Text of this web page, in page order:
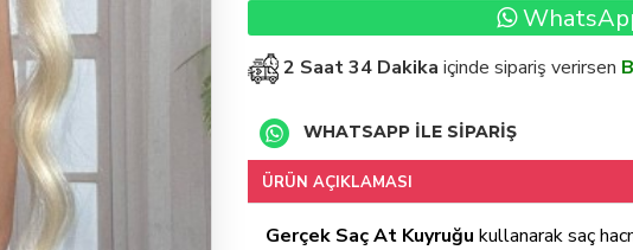
2 Saat 34 Dakika içinde sipariş verirsen
WHATSAPP İLE SİPARİŞ
ÜRÜN AÇIKLAMASI
Gerçek Saç At Kuyruğu kullanarak saç